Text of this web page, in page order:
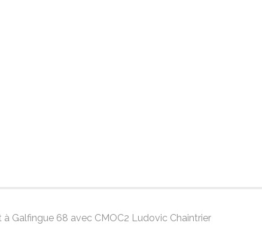
Galfingue 68 avec CMOC2 Ludovic Chaintrier